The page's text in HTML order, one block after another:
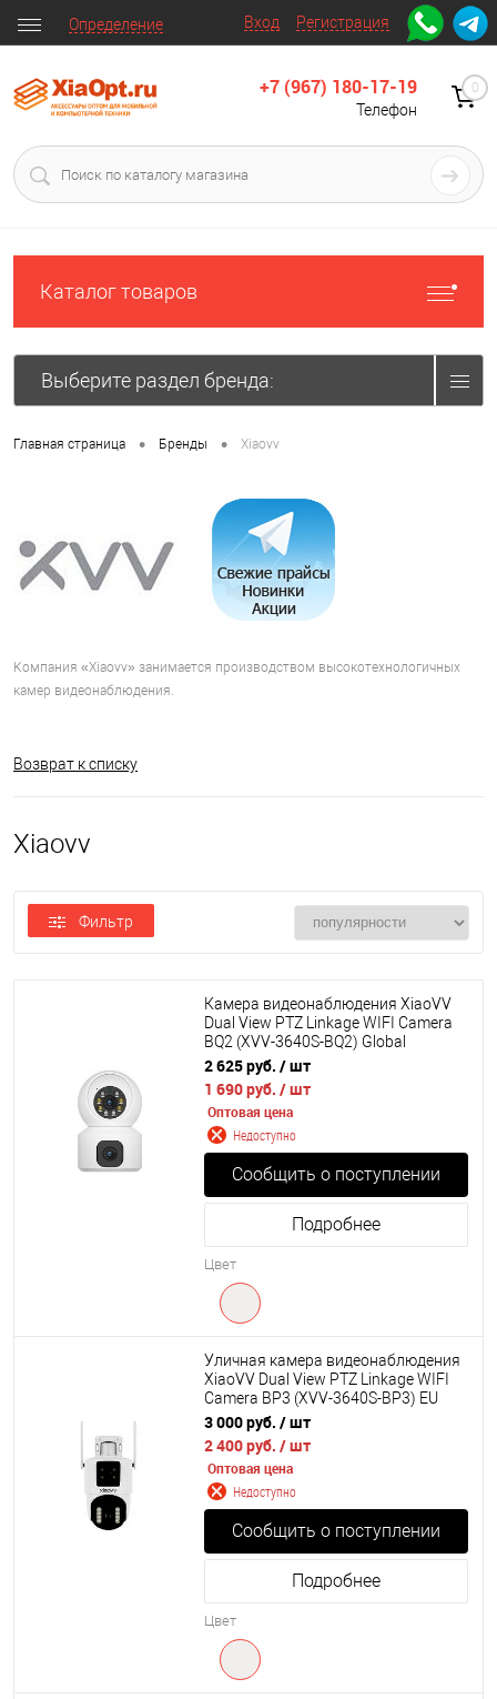
Вход Регистрация
Определение
+7 (967) 180-17-19
Телефон
0
Каталог товаров
Выберите раздел бренда:
Главная страница • Бренды • Xiaovv
Компания «Xiaovv» занимается производством высокотехнологичных
камер видеонаблюдения.
Возврат к списку
Xiaovv
Фильтр
Камера видеонаблюдения XiaoVV
Dual View PTZ Linkage WIFI Camera
BQ2 (XVV-3640S-BQ2) Global
2 625 руб. / шт
1 690 руб. / шт
Оптовая цена
Недоступно
Сообщить о поступлении
Подробнее
Цвет
Уличная камера видеонаблюдения
XiaoVV Dual View PTZ Linkage WIFI
Camera BP3 (XVV-3640S-BP3) EU
3 000 руб. / шт
2 400 руб. / шт
Оптовая цена
Недоступно
Сообщить о поступлении
Подробнее
Цвет